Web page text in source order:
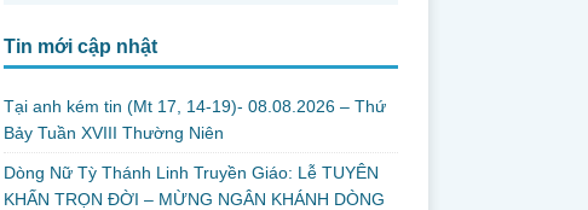
Tin mới cập nhật
Tại anh kém tin (Mt 17, 14-19)- 08.08.2026 – Thứ
Bảy Tuần XVIII Thường Niên
Dòng Nữ Tỳ Thánh Linh Truyền Giáo: Lễ TUYÊN
KHẤN TRỌN ĐỜI – MỪNG NGÂN KHÁNH DÒNG